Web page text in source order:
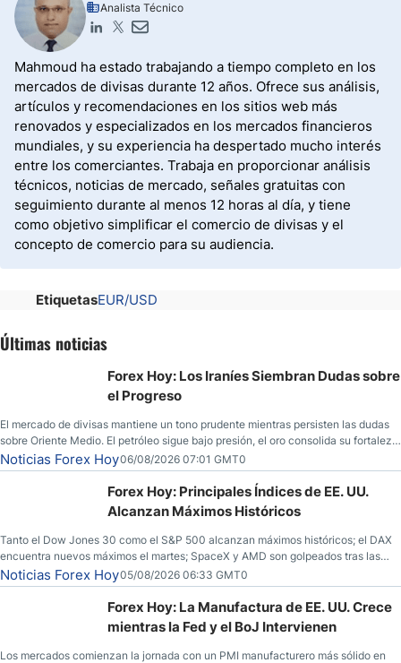
Analista Técnico
Mahmoud ha estado trabajando a tiempo completo en los
mercados de divisas durante 12 años. Ofrece sus análisis,
artículos y recomendaciones en los sitios web más
renovados y especializados en los mercados financieros
mundiales, y su experiencia ha despertado mucho interés
entre los comerciantes. Trabaja en proporcionar análisis
técnicos, noticias de mercado, señales gratuitas con
seguimiento durante al menos 12 horas al día, y tiene
como objetivo simplificar el comercio de divisas y el
concepto de comercio para su audiencia.
EtiquetasEUR/USD
Últimas noticias
Forex Hoy: Los Iraníes Siembran Dudas sobre
el Progreso
El mercado de divisas mantiene un tono prudente mientras persisten las dudas
sobre Oriente Medio. El petróleo sigue bajo presión, el oro consolida su fortaleza
y los operadores esperan nuevas referencias económicas desde Estados
Unidos.
Noticias Forex Hoy06/08/2026 07:01 GMT0
Forex Hoy: Principales Índices de EE. UU.
Alcanzan Máximos Históricos
Tanto el Dow Jones 30 como el S&P 500 alcanzan máximos históricos; el DAX
encuentra nuevos máximos el martes; SpaceX y AMD son golpeados tras las
llamadas de ganancias; el petróleo crudo cae por debajo de los $80 con nuevas
esperanzas; el dólar estadounidense continúa intentando estabilizarse frente al
yen; el peso mexicano ve un repunte a medida que las tasas caen en EE. UU.
Noticias Forex Hoy05/08/2026 06:33 GMT0
Forex Hoy: La Manufactura de EE. UU. Crece
mientras la Fed y el BoJ Intervienen
Los mercados comienzan la jornada con un PMI manufacturero más sólido en